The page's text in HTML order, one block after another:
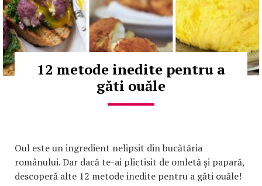
12 metode inedite pentru a
găti ouăle
Oul este un ingredient nelipsit din bucătăria
românului. Dar dacă te-ai plictisit de omletă şi papară,
descoperă alte 12 metode inedite pentru a găti ouăle!